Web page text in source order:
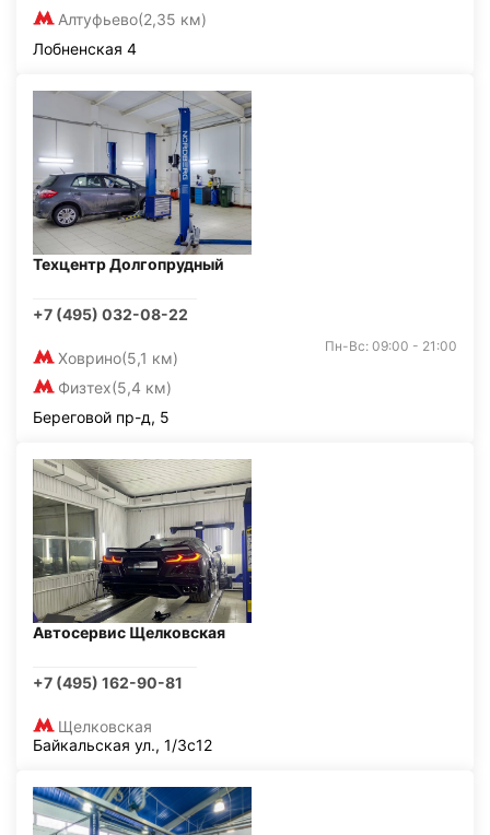
Алтуфьево(2,35 км)
Лобненская 4
Техцентр Долгопрудный
+7 (495) 032-08-22
Ховрино(5,1 км)
Физтех(5,4 км)
Пн-Вс: 09:00 - 21:00
Береговой пр-д, 5
Автосервис Щелковская
+7 (495) 162-90-81
Щелковская
Байкальская ул., 1/3с12